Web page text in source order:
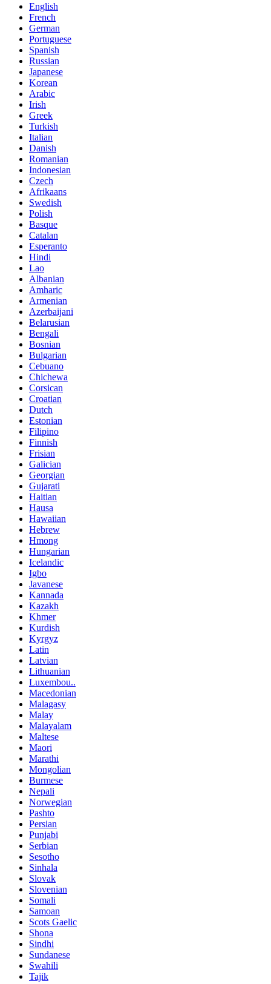
English
French
German
Portuguese
Spanish
Russian
Japanese
Korean
Arabic
Irish
Greek
Turkish
Italian
Danish
Romanian
Indonesian
Czech
Afrikaans
Swedish
Polish
Basque
Catalan
Esperanto
Hindi
Lao
Albanian
Amharic
Armenian
Azerbaijani
Belarusian
Bengali
Bosnian
Bulgarian
Cebuano
Chichewa
Corsican
Croatian
Dutch
Estonian
Filipino
Finnish
Frisian
Galician
Georgian
Gujarati
Haitian
Hausa
Hawaiian
Hebrew
Hmong
Hungarian
Icelandic
Igbo
Javanese
Kannada
Kazakh
Khmer
Kurdish
Kyrgyz
Latin
Latvian
Lithuanian
Luxembou..
Macedonian
Malagasy
Malay
Malayalam
Maltese
Maori
Marathi
Mongolian
Burmese
Nepali
Norwegian
Pashto
Persian
Punjabi
Serbian
Sesotho
Sinhala
Slovak
Slovenian
Somali
Samoan
Scots Gaelic
Shona
Sindhi
Sundanese
Swahili
Tajik